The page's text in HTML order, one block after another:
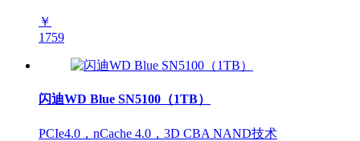
￥
1759
闪迪WD Blue SN5100（1TB）
PCIe4.0，nCache 4.0，3D CBA NAND技术